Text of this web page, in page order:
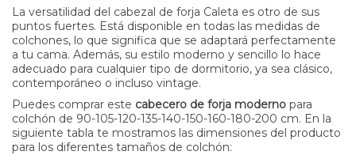
La versatilidad del cabezal de forja Caleta es otro de sus
puntos fuertes. Está disponible en todas las medidas de
colchones, lo que significa que se adaptará perfectamente
a tu cama. Además, su estilo moderno y sencillo lo hace
adecuado para cualquier tipo de dormitorio, ya sea clásico,
contemporáneo o incluso vintage.
Puedes comprar este cabecero de forja moderno para
colchón de 90-105-120-135-140-150-160-180-200 cm. En la
siguiente tabla te mostramos las dimensiones del producto
para los diferentes tamaños de colchón: